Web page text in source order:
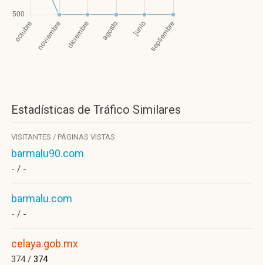
Estadísticas de Tráfico Similares
VISITANTES / PÁGINAS VISTAS
barmalu90.com
- / -
barmalu.com
- / -
celaya.gob.mx
374 / 374